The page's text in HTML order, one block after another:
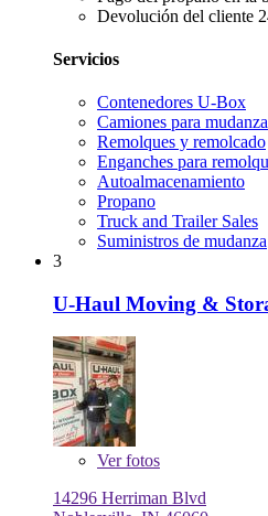
Devolución del cliente
Servicios
Contenedores U-Box
Camiones para mudanza
Remolques y remolcado
Enganches para
Autoalmacenamiento
Propano
Truck and Trailer Sales
Suministros de mudanza
3
U-Haul Moving &
Verfotos
14296 Herriman Blvd